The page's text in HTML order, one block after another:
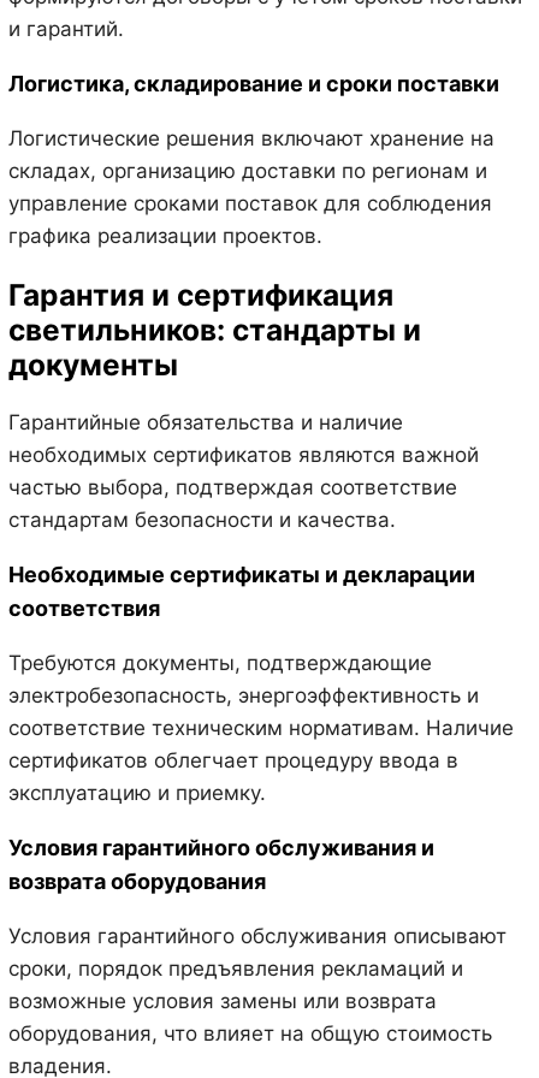
и гарантий.
Логистика, складирование и сроки поставки
Логистические решения включают хранение на
складах, организацию доставки по регионам и
управление сроками поставок для соблюдения
графика реализации проектов.
Гарантия и сертификация
светильников: стандарты и
документы
Гарантийные обязательства и наличие
необходимых сертификатов являются важной
частью выбора, подтверждая соответствие
стандартам безопасности и качества.
Необходимые сертификаты и декларации
соответствия
Требуются документы, подтверждающие
электробезопасность, энергоэффективность и
соответствие техническим нормативам. Наличие
сертификатов облегчает процедуру ввода в
эксплуатацию и приемку.
Условия гарантийного обслуживания и
возврата оборудования
Условия гарантийного обслуживания описывают
сроки, порядок предъявления рекламаций и
возможные условия замены или возврата
оборудования, что влияет на общую стоимость
владения.